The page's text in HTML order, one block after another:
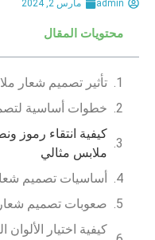
admin مارس 2, 2024
محتويات المقال
تأثير تصميم شعار
خطوات أساسية
كيفية انتقاء رموز
ملابس مثالي
أساسيات تصميم
صعوبات تصميم
كيفية اختيار